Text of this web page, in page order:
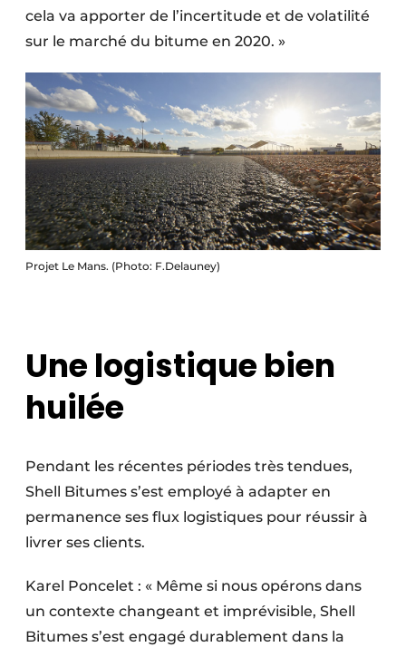
cela va apporter de l’incertitude et de volatilité
sur le marché du bitume en 2020. »
Projet Le Mans. (Photo: F.Delauney)
Une logistique bien
huilée
Pendant les récentes périodes très tendues,
Shell Bitumes s’est employé à adapter en
permanence ses flux logistiques pour réussir à
livrer ses clients.
Karel Poncelet : « Même si nous opérons dans
un contexte changeant et imprévisible, Shell
Bitumes s’est engagé durablement dans la